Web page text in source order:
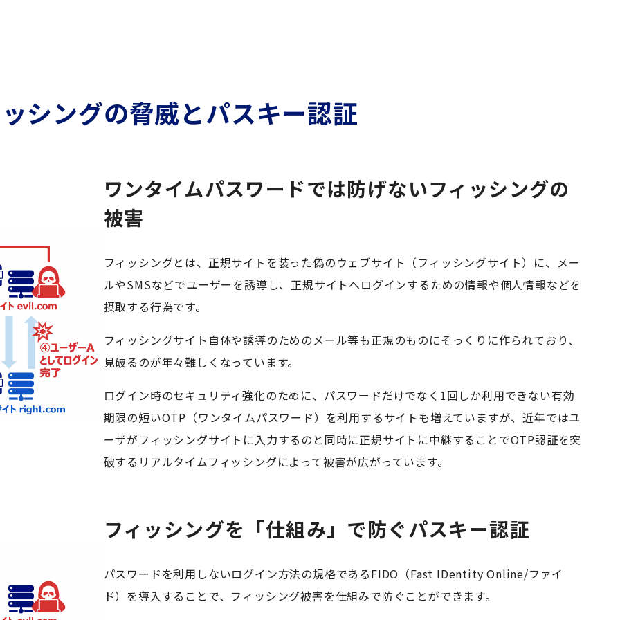
シングの脅威とパスキー認証
ワンタイムパスワードでは防げないフィッシングの
被害
フィッシングとは、正規サイトを装った偽のウェブサイト（フィッシングサイト）に、メー
ルやSMSなどでユーザーを誘導し、正規サイトへログインするための情報や個人情報などを
摂取する行為です。
フィッシングサイト自体や誘導のためのメール等も正規のものにそっくりに作られており、
見破るのが年々難しくなっています。
ログイン時のセキュリティ強化のために、パスワードだけでなく1回しか利用できない有効
期限の短いOTP（ワンタイムパスワード）を利用するサイトも増えていますが、近年ではユ
ーザがフィッシングサイトに入力するのと同時に正規サイトに中継することでOTP認証を突
破するリアルタイムフィッシングによって被害が広がっています。
フィッシングを「仕組み」で防ぐパスキー認証
パスワードを利用しないログイン方法の規格であるFIDO（Fast IDentity Online/ファイ
ド）を導入することで、フィッシング被害を仕組みで防ぐことができます。